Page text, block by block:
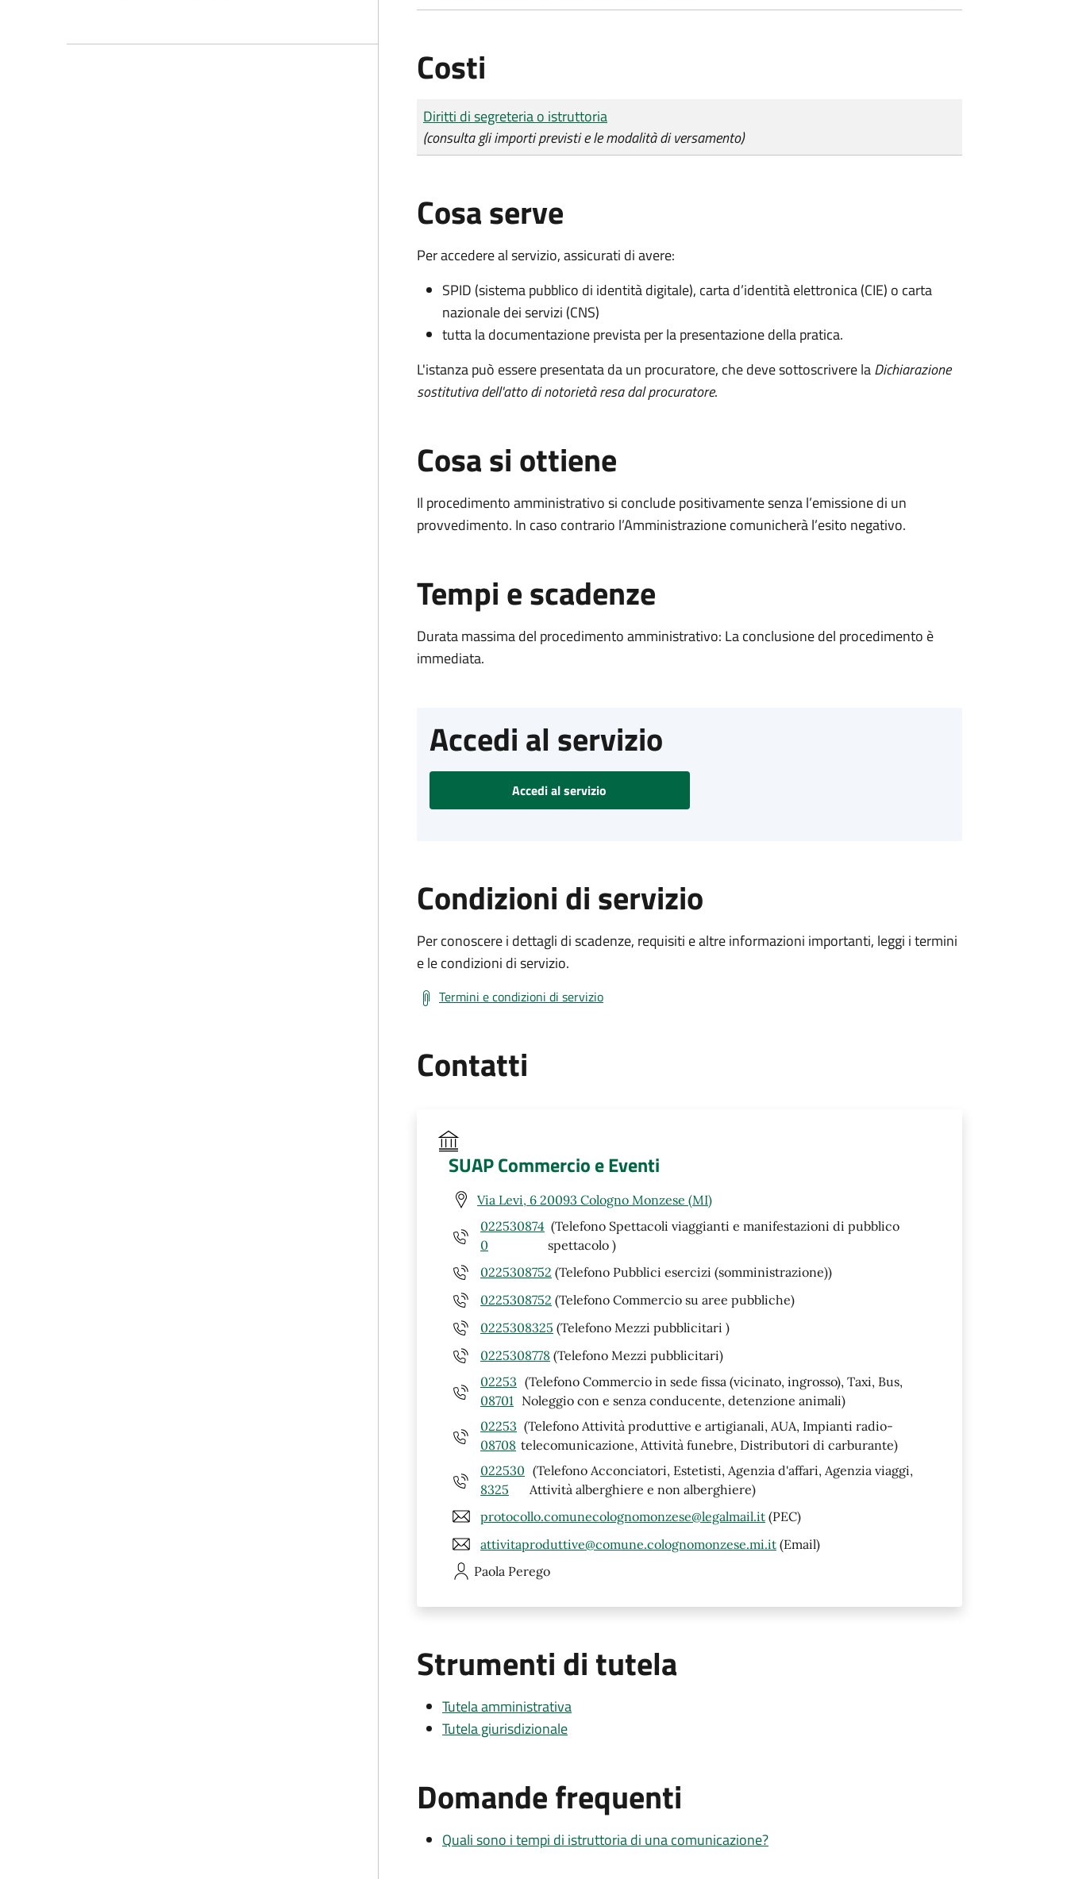
Costi
Tipo di pagamento
Importo
Diritti di segreteria o istruttoria
(consulta gli importi previsti e le modalità di versamento)
Cosa serve
Per accedere al servizio, assicurati di avere:
SPID (sistema pubblico di identità digitale), carta d’identità elettronica (CIE) o carta
nazionale dei servizi (CNS)
tutta la documentazione prevista per la presentazione della pratica.
L'istanza può essere presentata da un procuratore, che deve sottoscrivere laDichiarazione
sostitutiva dell'atto di notorietà resa dal procuratore.
Cosa si ottiene
Il procedimento amministrativo si conclude positivamente senza l’emissione di un
provvedimento. In caso contrario l’Amministrazione comunicherà l’esito negativo.
Tempi e scadenze
Durata massima del procedimento amministrativo: La conclusione del procedimento è
immediata.
Accedi al servizio
Accedi al servizio
Condizioni di servizio
Per conoscere i dettagli di scadenze, requisiti e altre informazioni importanti, leggi i termini
e le condizioni di servizio.
Termini e condizioni di servizio
Contatti
SUAP Commercio e Eventi
Via Levi, 6 20093 Cologno Monzese (MI)
022530874
0
(Telefono Spettacoli viaggianti e manifestazioni di pubblico
spettacolo )
0225308752 (Telefono Pubblici esercizi (somministrazione))
0225308752 (Telefono Commercio su aree pubbliche)
0225308325 (Telefono Mezzi pubblicitari )
0225308778 (Telefono Mezzi pubblicitari)
02253
08701
(Telefono Commercio in sede fissa (vicinato, ingrosso), Taxi, Bus,
Noleggio con e senza conducente, detenzione animali)
02253
08708
(Telefono Attività produttive e artigianali, AUA, Impianti radio-
telecomunicazione, Attività funebre, Distributori di carburante)
022530
8325
(Telefono Acconciatori, Estetisti, Agenzia d'affari, Agenzia viaggi,
Attività alberghiere e non alberghiere)
protocollo.comunecolognomonzese@legalmail.it (PEC)
attivitaproduttive@comune.colognomonzese.mi.it (Email)
Paola Perego
Strumenti di tutela
Tutela amministrativa
Tutela giurisdizionale
Domande frequenti
Quali sono i tempi di istruttoria di una comunicazione?